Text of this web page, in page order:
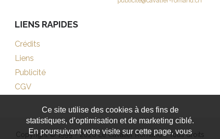
LIENS RAPIDES
Crédits
Liens
Publicité
CGV
Copyright © 1999 - 2026 Le Cavalier Romand - Tous droits
Ce site utilise des cookies à des fins de
statistiques, d’optimisation et de marketing ciblé.
En poursuivant votre visite sur cette page, vous